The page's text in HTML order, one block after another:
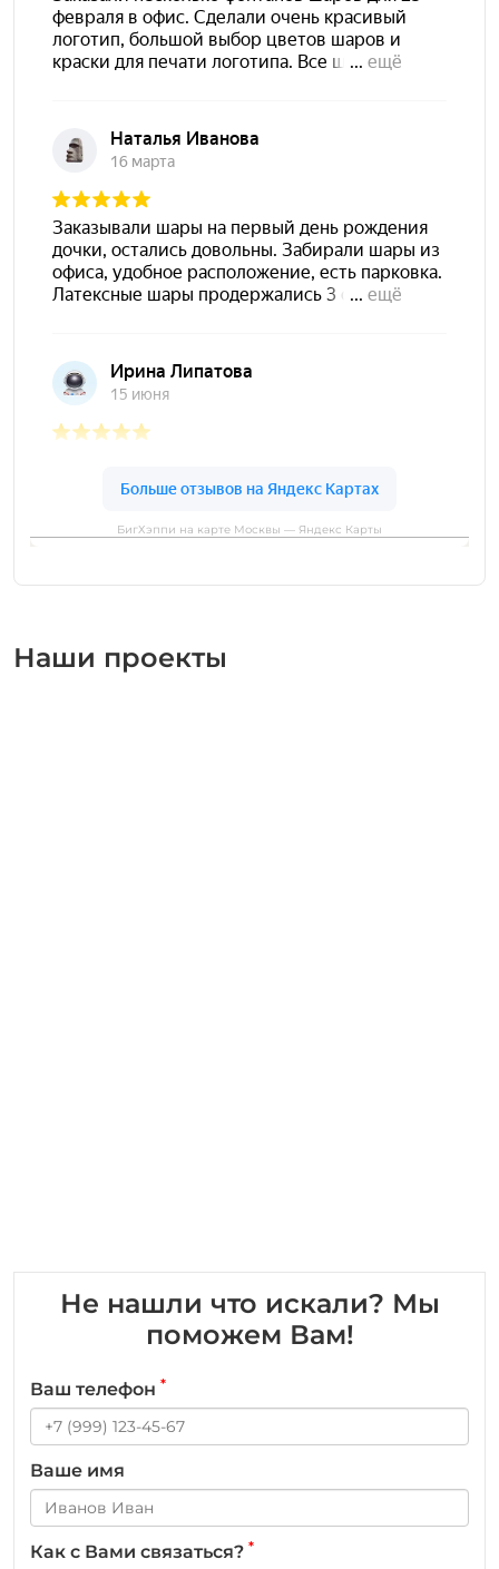
БигХэппи на карте Москвы — Яндекс Карты
Наши проекты
Не нашли что искали? Мы
поможем Вам!
Ваш телефон *
Ваше имя
Как с Вами связаться? *